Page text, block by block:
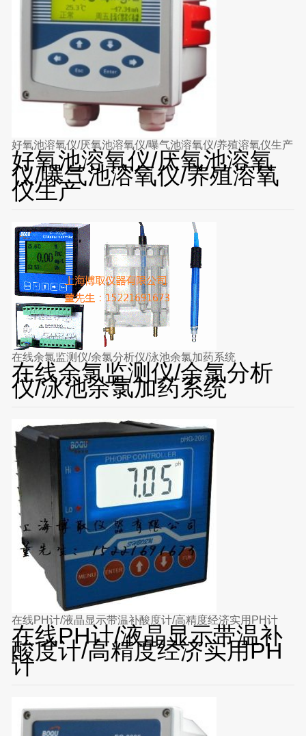
好氧池溶氧仪/厌氧池溶氧仪/曝气池溶氧仪/养殖溶氧仪生产
好氧池溶氧仪/厌氧池溶氧
仪/曝气池溶氧仪/养殖溶氧
仪生产
在线余氯监测仪/余氯分析仪/泳池余氯加药系统
在线余氯监测仪/余氯分析
仪/泳池余氯加药系统
在线PH计/液晶显示带温补酸度计/高精度经济实用PH计
在线PH计/液晶显示带温补
酸度计/高精度经济实用PH
计